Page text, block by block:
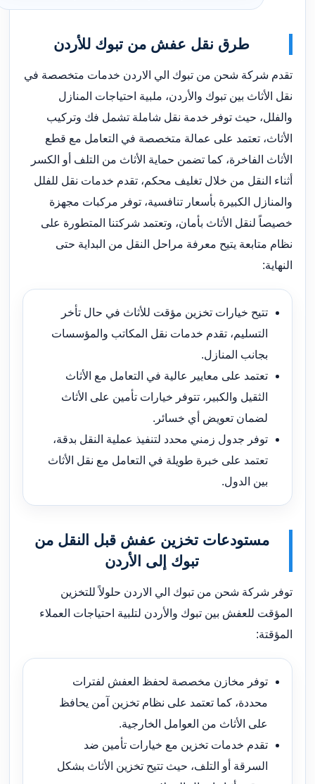
طرق نقل عفش من تبوك للأردن
تقدم شركة شحن من تبوك الي الاردن خدمات متخصصة في
نقل الأثاث بين تبوك والأردن، ملبية احتياجات المنازل
والفلل، حيث توفر خدمة نقل شاملة تشمل فك وتركيب
الأثاث، تعتمد على عمالة متخصصة في التعامل مع قطع
الأثاث الفاخرة، كما تضمن حماية الأثاث من التلف أو الكسر
أثناء النقل من خلال تغليف محكم، تقدم خدمات نقل للفلل
والمنازل الكبيرة بأسعار تنافسية، توفر مركبات مجهزة
خصيصاً لنقل الأثاث بأمان، وتعتمد شركتنا المتطورة على
نظام متابعة يتيح معرفة مراحل النقل من البداية حتى
النهاية:
تتيح خيارات تخزين مؤقت للأثاث في حال تأخر
التسليم، تقدم خدمات نقل المكاتب والمؤسسات
بجانب المنازل.
تعتمد على معايير عالية في التعامل مع الأثاث
الثقيل والكبير، تتوفر خيارات تأمين على الأثاث
لضمان تعويض أي خسائر.
توفر جدول زمني محدد لتنفيذ عملية النقل بدقة،
تعتمد على خبرة طويلة في التعامل مع نقل الأثاث
بين الدول.
مستودعات تخزين عفش قبل النقل من
تبوك إلى الأردن
توفر شركة شحن من تبوك الي الاردن حلولاً للتخزين
المؤقت للعفش بين تبوك والأردن لتلبية احتياجات العملاء
المؤقتة:
توفر مخازن مخصصة لحفظ العفش لفترات
محددة، كما تعتمد على نظام تخزين آمن يحافظ
على الأثاث من العوامل الخارجية.
تقدم خدمات تخزين مع خيارات تأمين ضد
السرقة أو التلف، حيث تتيح تخزين الأثاث بشكل